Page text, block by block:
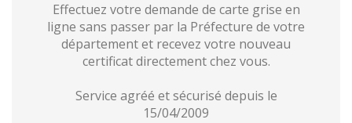
Effectuez votre demande de carte grise en
ligne sans passer par la Préfecture de votre
département et recevez votre nouveau
certificat directement chez vous.
Service agréé et sécurisé depuis le
15/04/2009